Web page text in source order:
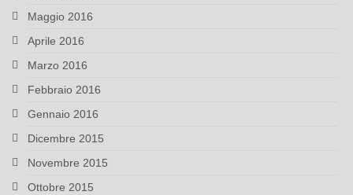
Maggio 2016
Aprile 2016
Marzo 2016
Febbraio 2016
Gennaio 2016
Dicembre 2015
Novembre 2015
Ottobre 2015